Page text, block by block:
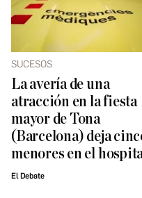
SUCESOS
La avería de una
atracción en la fiesta
mayor de Tona
(Barcelona) deja
menores en el
El Debate